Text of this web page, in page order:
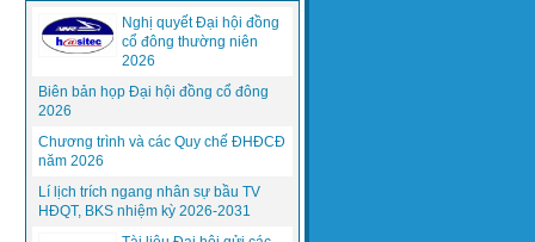
2015 của Tổng giám đốc công ty...
Nghị quyết Đại hội đồng
cổ đông thường niên
2026
Biên bản họp Đại hội đồng cổ đông
2026
Chương trình và các Quy chế ĐHĐCĐ
năm 2026
Lí lịch trích ngang nhân sự bầu TV
HĐQT, BKS nhiệm kỳ 2026-2031